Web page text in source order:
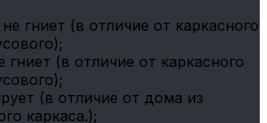
гниет (в отличие от каркасного